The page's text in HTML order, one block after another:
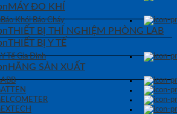
MÁY ĐO KHÍ
Báo Khói Báo Cháy
THIẾT BỊ THÍ NGHIỆM PHÒNG LAB
THIẾT BỊ Y TẾ
Y Tế Gia Đình
HÃNG SẢN XUẤT
ABB
ATTEN
ELCOMETER
EXTECH